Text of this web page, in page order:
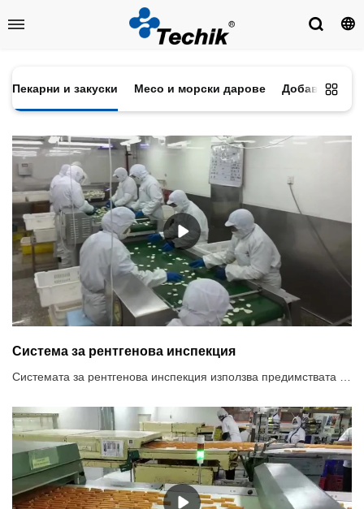
Пекарни и закуски Месо и морски дарове Добавки и
Система за рентгенова инспекция